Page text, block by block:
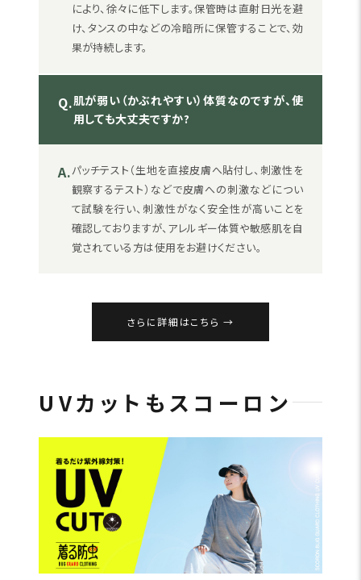
により、徐々に低下します。保管時は直射日光を避
け、タンスの中などの冷暗所に保管することで、効
果が持続します。
Q.肌が弱い（かぶれやすい）体質なのですが、使
用しても大丈夫ですか?
A.パッチテスト（生地を直接皮膚へ貼付し、刺激性を
観察するテスト）などで皮膚への刺激などについ
て試験を行い、刺激性がなく安全性が高いことを
確認しておりますが、アレルギー体質や敏感肌を自
覚されている方は使用をお避けください。
さらに詳細はこちら
UVカットもスコーロン